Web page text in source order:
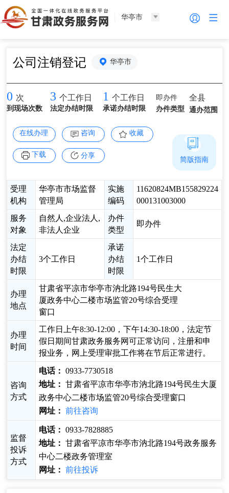
华亭市
公司注销登记 华亭市
0 次
到现场次数
3 个工作日
法定办结时限
1 个工作日
承诺办结时限
即办件
办件类型
全县
通办范围
在线办理 咨询 收藏
下载 分享
受理
机构
华亭市市场监督
管理局
实施
编码
11620824MB155829224
000131003000
服务
对象
自然人,企业法人,
非法人企业
办件
类型
即办件
法定
办结
时限
3个工作日
承诺
办结
时限
1个工作日
办理
地点
甘肃省平凉市华亭市汭北路194号民生大
厦政务中心二楼市场监管20号综合受理
窗口
办理
时间
工作日上午8:30-12:00，下午14:30-18:00，法定节
假日期间甘肃政务服务网可正常访问，注册和申
报业务，网上受理审批工作将在节后正常进行。
咨询
方式
电话： 0933-7730518
地址： 甘肃省平凉市华亭市汭北路194号民生大厦
政务中心二楼市场监管20号综合受理窗口
网址： 前往咨询
监督
投诉
方式
电话： 0933-7828885
地址： 甘肃省平凉市华亭市汭北路194号政务服务
中心二楼政务管理室
网址： 前往投诉
简版指南